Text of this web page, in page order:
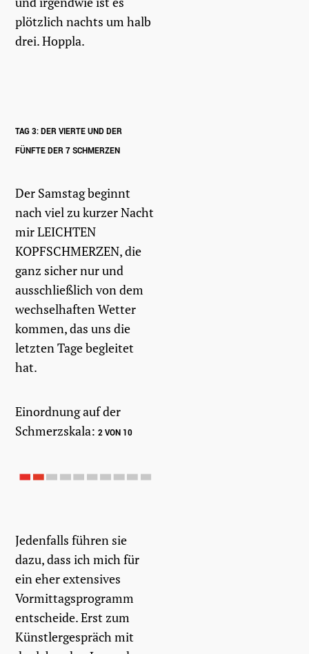
plötzlich nachts um halb
drei. Hoppla.
TAG 3: DER VIERTE UND DER
FÜNFTE DER 7 SCHMERZEN
Der Samstag beginnt
nach viel zu kurzer Nacht
mir LEICHTEN
KOPFSCHMERZEN, die
ganz sicher nur und
ausschließlich von dem
wechselhaften Wetter
kommen, das uns die
letzten Tage begleitet
hat.
Einordnung auf der
Schmerzskala:2 VON 10
Jedenfalls führen sie
dazu, dass ich mich für
ein eher extensives
Vormittagsprogramm
entscheide. Erst zum
Künstlergespräch mit